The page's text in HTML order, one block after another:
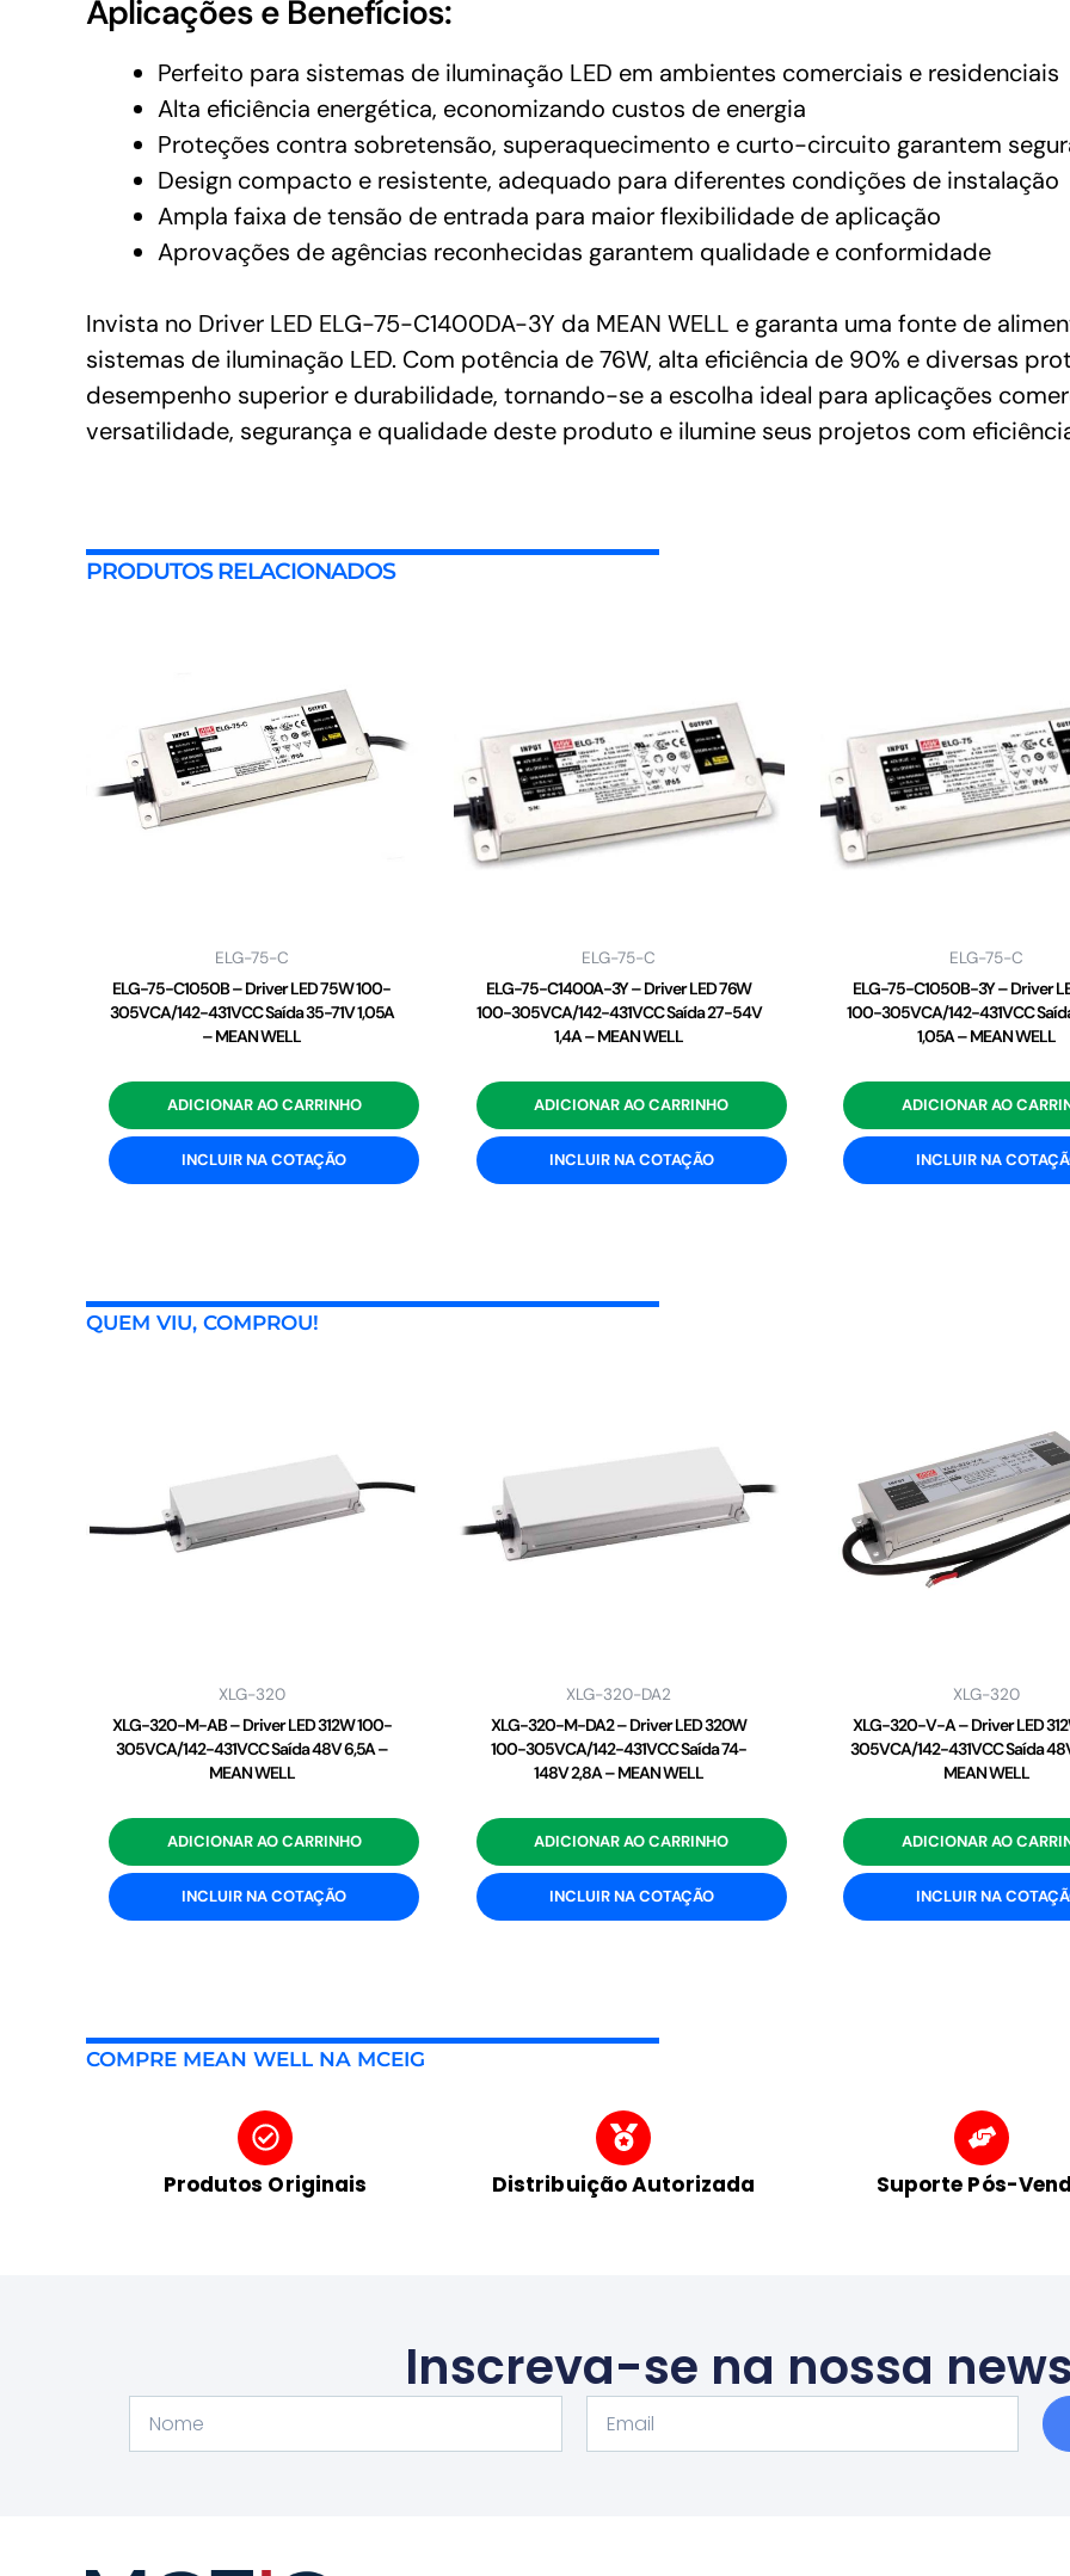
Aplicações e Benefícios:
Perfeito para sistemas de iluminação LED em ambientes comerciais e residenciais
Alta eficiência energética, economizando custos de energia
Proteções contra sobretensão, superaquecimento e curto-circuito garantem
Design compacto e resistente, adequado para diferentes condições de instalação
Ampla faixa de tensão de entrada para maior flexibilidade de aplicação
Aprovações de agências reconhecidas garantem qualidade e conformidade
Invista no Driver LED ELG-75-C1400DA-3Y da MEAN WELL e garanta uma fonte de
sistemas de iluminação LED. Com potência de 76W, alta eficiência de 90% e diversas
desempenho superior e durabilidade, tornando-se a escolha ideal para aplicações
versatilidade, segurança e qualidade deste produto e ilumine seus projetos com
PRODUTOS RELACIONADOS
ELG-75-C
ELG-75-C1050B – Driver LED 75W 100-
305VCA/142-431VCC Saída 35-71V 1,05A
– MEAN WELL
ADICIONAR AO CARRINHO
INCLUIR NA COTAÇÃO
ELG-75-C
ELG-75-C1400A-3Y – Driver LED 76W
100-305VCA/142-431VCC Saída 27-54V
1,4A – MEAN WELL
ADICIONAR AO CARRINHO
INCLUIR NA COTAÇÃO
ELG-75-C
ELG-75-C1050B-3Y – Driver
100-305VCA/142-431VCC
1,05A – MEAN WELL
ADICIONAR AO
INCLUIR NA
QUEM VIU, COMPROU!
XLG-320
XLG-320-M-AB – Driver LED 312W 100-
305VCA/142-431VCC Saída 48V 6,5A –
MEAN WELL
ADICIONAR AO CARRINHO
INCLUIR NA COTAÇÃO
XLG-320-DA2
XLG-320-M-DA2 – Driver LED 320W
100-305VCA/142-431VCC Saída 74-
148V 2,8A – MEAN WELL
ADICIONAR AO CARRINHO
INCLUIR NA COTAÇÃO
XLG-320
XLG-320-V-A – Driver LED
305VCA/142-431VCC Saída
MEAN WELL
ADICIONAR AO
INCLUIR NA
COMPRE MEAN WELL NA MCEIG
Produtos Originais Distribuição Autorizada Suporte Pós-
Inscreva-se na nossa